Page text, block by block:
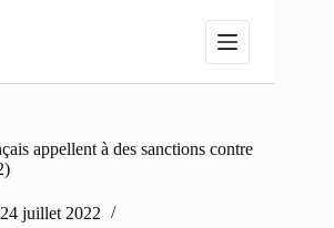
appellent à des sanctions contre
24 juillet 2022